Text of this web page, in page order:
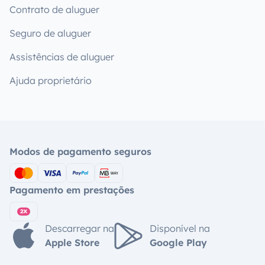
Contrato de aluguer
Seguro de aluguer
Assistências de aluguer
Ajuda proprietário
Modos de pagamento seguros
Pagamento em prestações
Descarregar na
Apple Store
Disponível na
Google Play